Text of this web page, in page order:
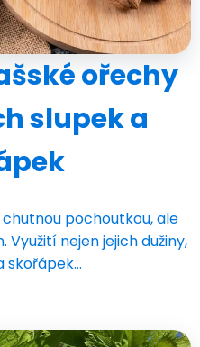
ořechy
slupek a
pochoutkou, ale
nejen jejich dužiny,
skořápek…